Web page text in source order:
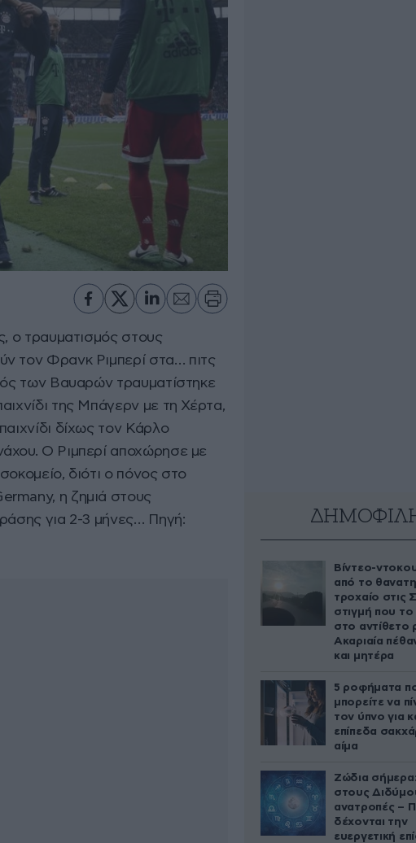
ο τραυματισμός στους
τον Φρανκ Ριμπερί στα… πιτς
των Βαυαρών τραυματίστηκε
της Μπάγερν με τη Χέρτα,
δίχως τον Κάρλο
Ο Ριμπερί αποχώρησε με
διότι ο πόνος στο
η ζημιά στους
για 2-3 μήνες… Πηγή:
Βίντεο-
από το
τροχαίο στις
στιγμή που το
στο αντίθετο
Ακαριαία
και μητέρα
5 ροφήματα
μπορείτε να
τον ύπνο για
επίπεδα
αίμα
Ζώδια
στους
ανατροπές –
δέχονται την
ευεργετική